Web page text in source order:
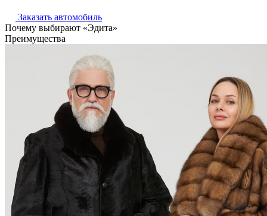
Заказать автомобиль
Почему выбирают «Эдита»
Преимущества